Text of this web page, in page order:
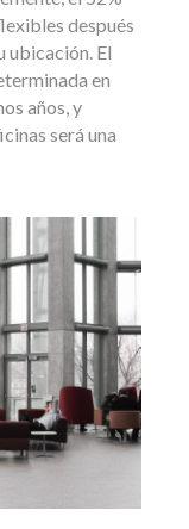
después
ubicación. El
en
años, y
será una